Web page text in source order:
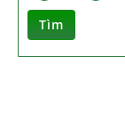
Tìm